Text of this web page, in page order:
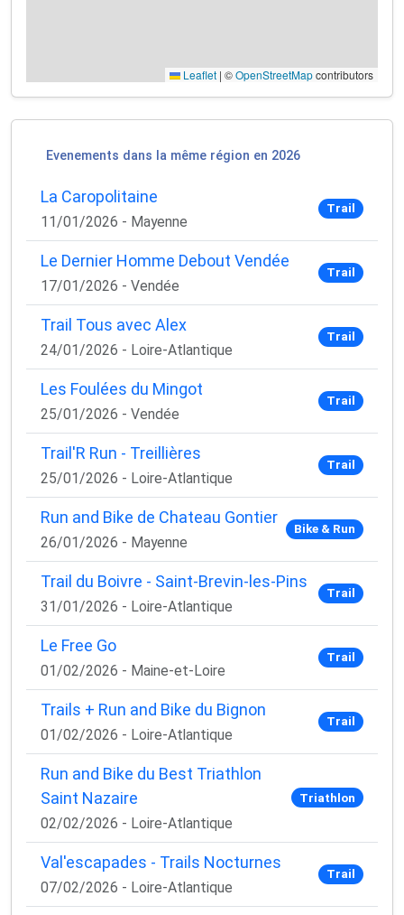
×
🚴‍♂️ Rejoignez la communauté des coureurs
et triathlètes passionnés
Rejoignez des milliers de sportifs passionnés et
✅ Des astuces de pros pour progresser plus vite
✅ Descodes promo et bons planspartenaires
1 email / mois. Zéro spam. 100 % utile.
Email
Oui, je veux progresser 💪
Aucun spam, vous pouvez vous désinscrire à tout
moment.
Leaflet | ©OpenStreetMapcontributors
Evenements dans la même région en 2026
La Caropolitaine
11/01/2026 - Mayenne
Trail
Le Dernier Homme Debout Vendée
17/01/2026 - Vendée
Trail
Trail Tous avec Alex
24/01/2026 - Loire-Atlantique
Trail
Les Foulées du Mingot
25/01/2026 - Vendée
Trail
Trail'R Run - Treillières
25/01/2026 - Loire-Atlantique
Trail
Run and Bike de Chateau Gontier
26/01/2026 - Mayenne
Bike & Run
Trail du Boivre - Saint-Brevin-les-Pins
31/01/2026 - Loire-Atlantique
Trail
Le Free Go
01/02/2026 - Maine-et-Loire
Trail
Trails + Run and Bike du Bignon
01/02/2026 - Loire-Atlantique
Trail
Run and Bike du Best Triathlon
Saint Nazaire
02/02/2026 - Loire-Atlantique
Triathlon
Val'escapades - Trails Nocturnes
07/02/2026 - Loire-Atlantique
Trail